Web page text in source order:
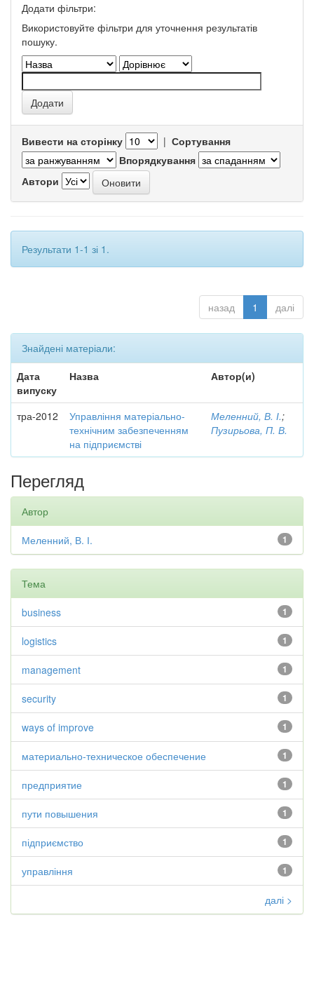
Додати фільтри:
Використовуйте фільтри для уточнення результатів
пошуку.
Вивести на сторінку | Сортування
Впорядкування
Автори
Результати 1-1 зі 1.
назад 1 далі
Знайдені матеріали:
Дата
випуску
Назва Автор(и)
тра-2012
Управління матеріально-
технічним забезпеченням
на підприємстві
Меленний, В. І.;
Пузирьова, П. В.
Перегляд
Автор
1
Меленний, В. І.
Тема
1
business
1
logistics
1
management
1
security
1
ways of improve
1
материально-техническое обеспечение
1
предприятие
1
пути повышения
1
підприємство
1
управління
далі >